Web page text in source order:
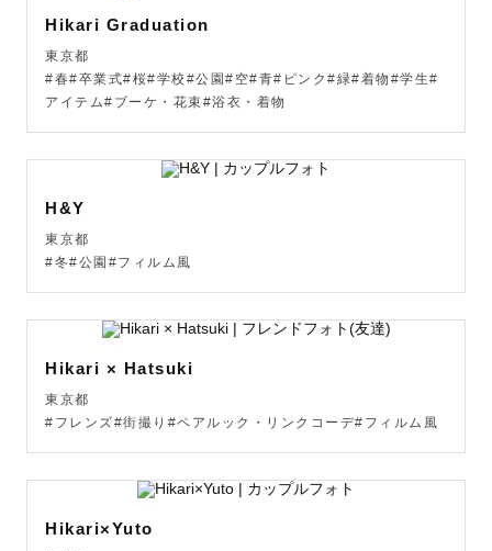
Hikari Graduation
東京都
#春#卒業式#桜#学校#公園#空#青#ピンク#緑#着物#学生#
アイテム#ブーケ・花束#浴衣・着物
H&Y
東京都
#冬#公園#フィルム風
Hikari × Hatsuki
東京都
#フレンズ#街撮り#ペアルック・リンクコーデ#フィルム風
Hikari×Yuto